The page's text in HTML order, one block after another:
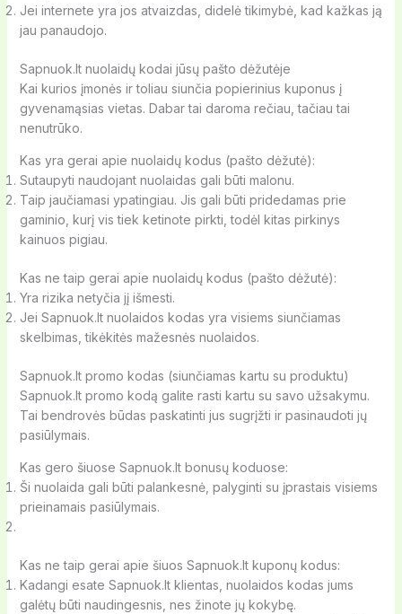
Jei internete yra jos atvaizdas, didelė tikimybė, kad kažkas ją
jau panaudojo.
Sapnuok.lt nuolaidų kodai jūsų pašto dėžutėje
Kai kurios įmonės ir toliau siunčia popierinius kuponus į
gyvenamąsias vietas. Dabar tai daroma rečiau, tačiau tai
nenutrūko.
Kas yra gerai apie nuolaidų kodus (pašto dėžutė):
Sutaupyti naudojant nuolaidas gali būti malonu.
Taip jaučiamasi ypatingiau. Jis gali būti pridedamas prie
gaminio, kurį vis tiek ketinote pirkti, todėl kitas pirkinys
kainuos pigiau.
Kas ne taip gerai apie nuolaidų kodus (pašto dėžutė):
Yra rizika netyčia jį išmesti.
Jei Sapnuok.lt nuolaidos kodas yra visiems siunčiamas
skelbimas, tikėkitės mažesnės nuolaidos.
Sapnuok.lt promo kodas (siunčiamas kartu su produktu)
Sapnuok.lt promo kodą galite rasti kartu su savo užsakymu.
Tai bendrovės būdas paskatinti jus sugrįžti ir pasinaudoti jų
pasiūlymais.
Kas gero šiuose Sapnuok.lt bonusų koduose:
Ši nuolaida gali būti palankesnė, palyginti su įprastais visiems
prieinamais pasiūlymais.
Kas ne taip gerai apie šiuos Sapnuok.lt kuponų kodus:
Kadangi esate Sapnuok.lt klientas, nuolaidos kodas jums
galėtų būti naudingesnis, nes žinote jų kokybę.